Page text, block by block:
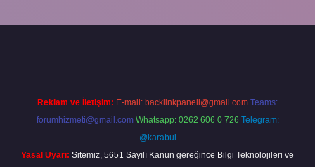
Reklam ve İletişim: E-mail: backlinkpaneli@gmail.com Teams:
forumhizmeti@gmail.com Whatsapp: 0262 606 0 726 Telegram:
@karabul
Yasal Uyarı: Sitemiz, 5651 Sayılı Kanun gereğince Bilgi Teknolojileri ve